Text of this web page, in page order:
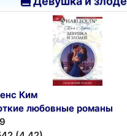
Ким
любовные романы